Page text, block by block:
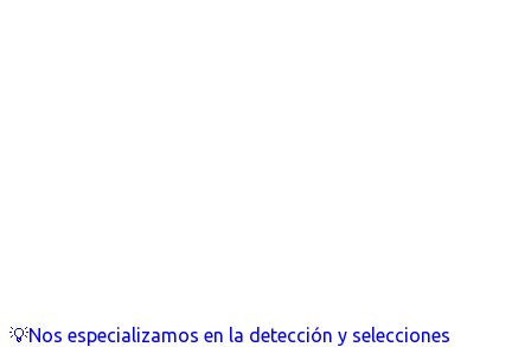
💡Nos especializamos en la detección y selecciones